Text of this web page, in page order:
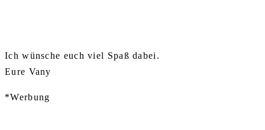
Ich wünsche euch viel Spaß dabei.
Eure Vany
*Werbung